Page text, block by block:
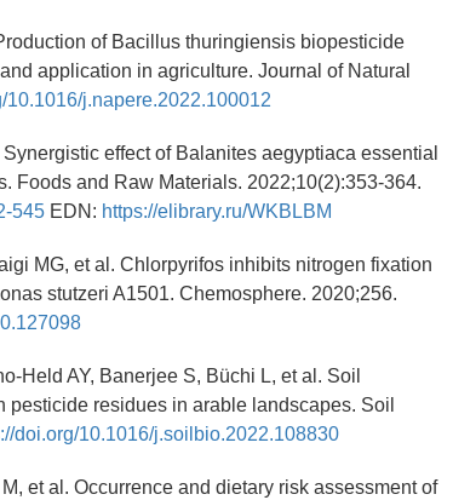
of Bacillus thuringiensis biopesticide
application in agriculture. Journal of Natural
10.1016/j.napere.2022.100012
effect of Balanites aegyptiaca essential
Foods and Raw Materials. 2022;10(2):353-364.
545 EDN: https://elibrary.ru/WKBLBM
MG, et al. Chlorpyrifos inhibits nitrogen fixation
stutzeri A1501. Chemosphere. 2020;256.
Held AY, Banerjee S, Büchi L, et al. Soil
residues in arable landscapes. Soil
doi.org/10.1016/j.soilbio.2022.108830
et al. Occurrence and dietary risk assessment of